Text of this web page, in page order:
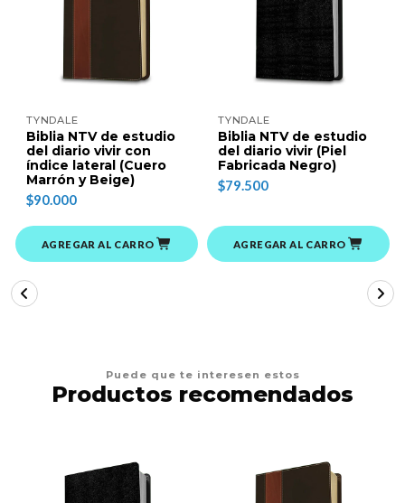
TYNDALE
Biblia NTV de estudio
del diario vivir con
índice lateral (Cuero
Marrón y Beige)
$90.000
AGREGAR AL CARRO
TYNDALE
Biblia NTV de estudio
del diario vivir (Piel
Fabricada Negro)
$79.500
AGREGAR AL CARRO
Puede que te interesen estos
Productos recomendados